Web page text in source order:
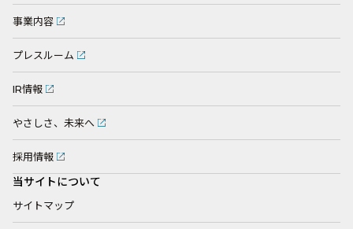
事業内容
プレスルーム
IR情報
やさしさ、未来へ
採用情報
当サイトについて
サイトマップ